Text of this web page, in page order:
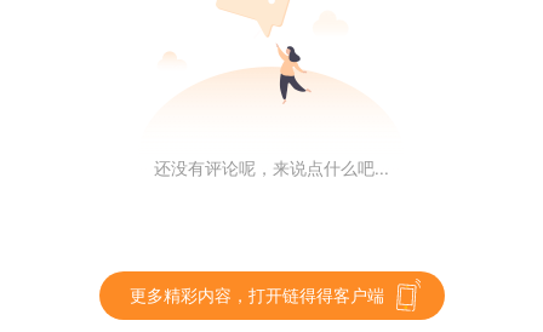
还没有评论呢，来说点什么吧...
更多精彩内容，打开链得得客户端